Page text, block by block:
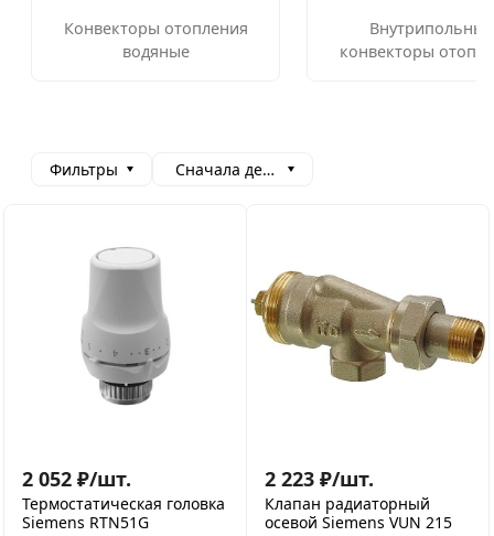
Конвекторы отопления
водяные
Внутрипольные
конвекторы
Фильтры Сначала дешевые
2 052 ₽/шт.
Термостатическая головка
Siemens RTN51G
2 223 ₽/шт.
Клапан радиаторный
осевой Siemens VUN 215